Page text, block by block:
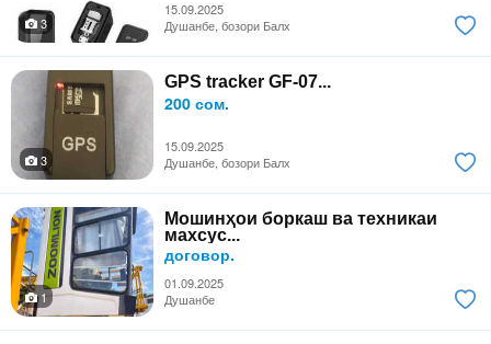
15.09.2025
3
Душанбе, бозори Балх
GPS tracker GF-07...
200 сом.
15.09.2025
3
Душанбе, бозори Балх
Мошинҳои боркаш ва техникаи
махсус...
договор.
01.09.2025
1
Душанбе